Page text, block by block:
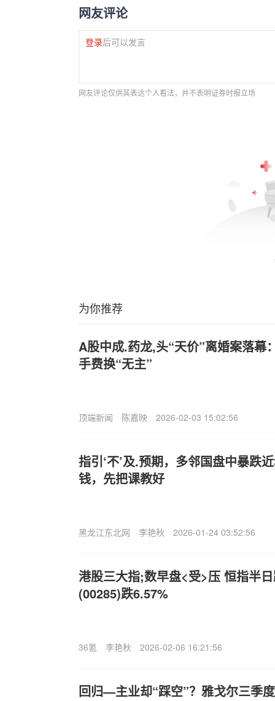
网友评论
登录后可以发言
网友评论仅供其表达个人看法，并不表明证券时报立场
为你推荐
A股中成.药龙,头“天价”离婚案落幕
手费换“无主”
顶端新闻 陈嘉映 2026-02-03 15:02:56
指引‘不’及.预期，多邻国盘中暴跌
钱，先把课教好
黑龙江东北网 李艳秋 2026-01-24 03:52:56
港股三大指;数早盘<受>压 恒指半
(00285)跌6.57%
36氪 李艳秋 2026-02-06 16:21:56
回归—主业却“踩空”？雅戈尔三季